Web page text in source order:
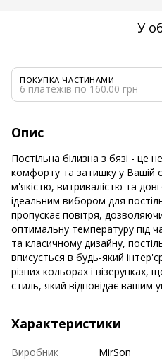
У
ПОКУПКА ЧАСТИНАМИ
6 платежів по 160.00 грн
Опис
Постільна білизна з бязі - це
комфорту та затишку у Вашій
м'якістю, витривалістю та
ідеальним вибором для
пропускає повітря,
оптимальну температуру під
та класичному дизайну,
вписується в будь-який
різних кольорах і
стиль, який відповідає вашим
Характеристики
Виробник
MirSon